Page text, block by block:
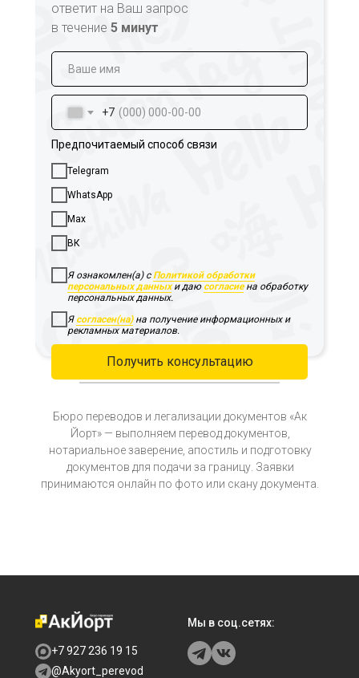
Бюро переводов и легализации документов «Ак
Йорт» — выполняем перевод документов,
нотариальное заверение, апостиль и подготовку
документов для подачи за границу. Заявки
принимаются онлайн по фото или скану документа.
ответит на Ваш запрос
в течение 5 минут
+7
Предпочитаемый способ связи
Telegram
WhatsApp
Max
ВК
Я ознакомлен(а) с Политикой обработки
персональных данныхи даю согласиена обработку
персональных данных.
Я согласен(на)на получение информационных и
рекламных материалов.
Получить консультацию
Мы в соц.сетях:
+7 927 236 19 15
@Akyort_perevod